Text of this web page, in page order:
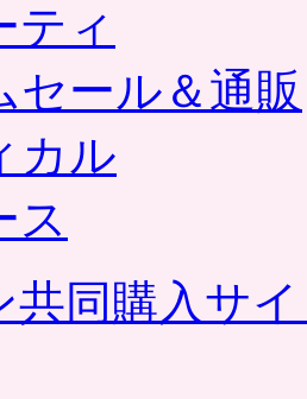
ティ
セール＆通販
カル
ス
共同購入サ